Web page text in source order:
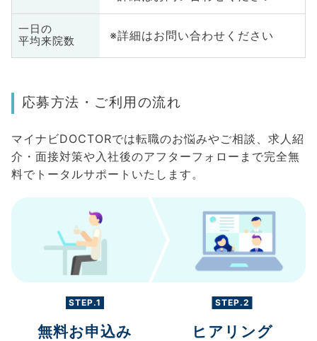
一日の
平均来院数
※詳細はお問い合わせください
応募方法・ご利用の流れ
マイナビDOCTORでは転職のお悩みやご相談、求人紹
介・面接対策や入社後のアフターフォローまで完全無
料でトータルサポートいたします。
STEP.1
無料お申込み
STEP.2
ヒアリング